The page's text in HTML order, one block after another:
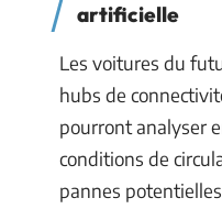
artificielle
Les voitures du
hubs de
pourront analyser
conditions de
pannes